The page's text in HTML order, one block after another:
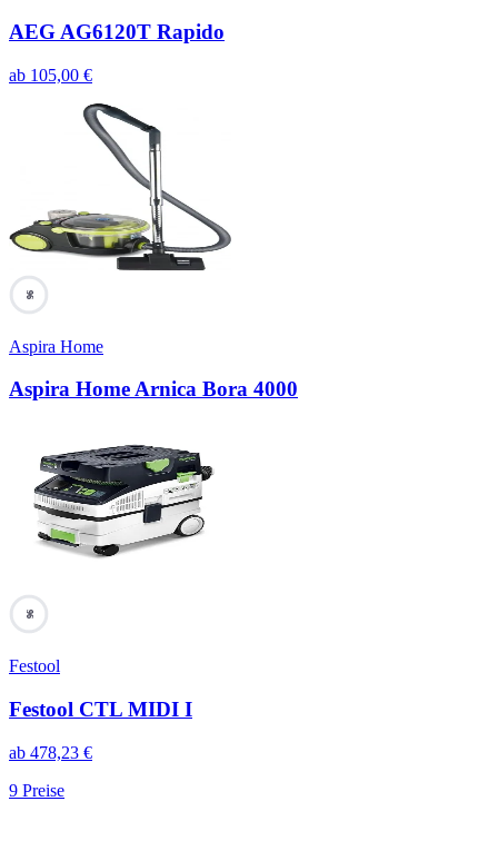
AEG AG6120T Rapido
ab 105,00 €
96
Aspira Home
Aspira Home Arnica Bora 4000
96
Festool
Festool CTL MIDI I
ab 478,23 €
9 Preise